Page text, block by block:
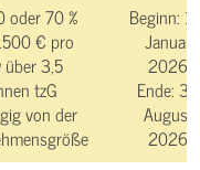
oder 70 %
€ pro
über 3,5
tzG
von der
Beginn:
Januar
2026
Ende:31.
August
2026